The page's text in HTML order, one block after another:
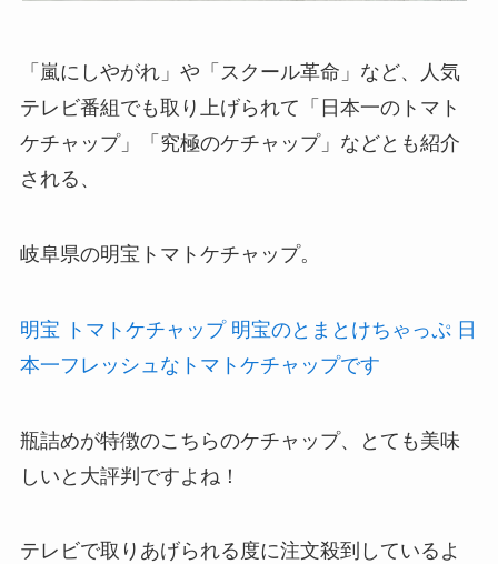
「嵐にしやがれ」や「スクール革命」など、人気
テレビ番組でも取り上げられて「日本一のトマト
ケチャップ」「究極のケチャップ」などとも紹介
される、
岐阜県の明宝トマトケチャップ。
明宝 トマトケチャップ 明宝のとまとけちゃっぷ 日
本一フレッシュなトマトケチャップです
瓶詰めが特徴のこちらのケチャップ、とても美味
しいと大評判ですよね！
テレビで取りあげられる度に注文殺到しているよ